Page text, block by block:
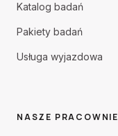
Katalog badań
Pakiety badań
Usługa wyjazdowa
NASZE PRACOWNIE